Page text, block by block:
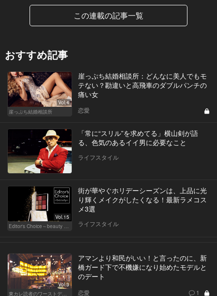
この連載の記事一覧
おすすめ記事
Vol.4
崖っぷち結婚相談所
崖っぷち結婚相談所：どんなに美人でもモ
テない？勘違いと高飛車のダブルパンチの
痛い女
恋愛
「常に“スリル”を求めてる」横山剣が語
る、色気のあるイイ男に必要なこと
ライフスタイル
Vol.15
Editor's Choice～beauty & wellness～
街が華やぐホリデーシーズンは、上品に光
り輝くメイクがしたくなる！最新ラメコス
メ3選
ライフスタイル
Vol.3
東カレ読者のワーストデート
アマンより和民がいい！と言ったのに、新
橋ガード下で不機嫌になり始めたモデルと
のデート
恋愛 1